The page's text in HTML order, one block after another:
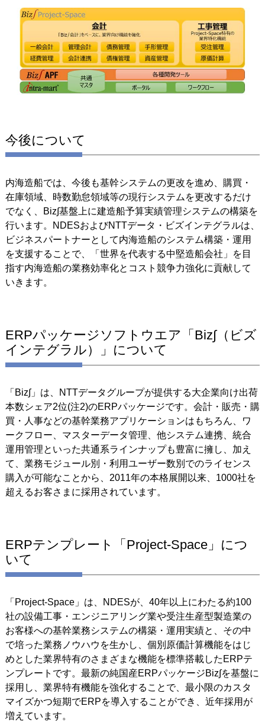
今後について
内海造船では、今後も基幹システムの更改を進め、購買・
在庫領域、時数勤怠領域等の現行システムを更改するだけ
でなく、Biz∫基盤上に建造船予算実績管理システムの構築を
行います。NDESおよびNTTデータ・ビズインテグラルは、
ビジネスパートナーとして内海造船のシステム構築・運用
を支援することで、「世界を代表する中堅造船会社」を目
指す内海造船の業務効率化とコスト競争力強化に貢献して
いきます。
ERPパッケージソフトウエア「Biz∫（ビズ
インテグラル）」について
「Biz∫」は、NTTデータグループが提供する大企業向け出荷
本数シェア2位(注2)のERPパッケージです。会計・販売・購
買・人事などの基幹業務アプリケーションはもちろん、ワ
ークフロー、マスターデータ管理、他システム連携、統合
運用管理といった共通系ラインナップも豊富に擁し、加え
て、業務モジュール別・利用ユーザー数別でのライセンス
購入が可能なことから、2011年の本格展開以来、1000社を
超えるお客さまに採用されています。
ERPテンプレート「Project-Space」につ
いて
「Project-Space」は、NDESが、40年以上にわたる約100
社の設備工事・エンジニアリング業や受注生産型製造業の
お客様への基幹業務システムの構築・運用実績と、その中
で培った業務ノウハウを生かし、個別原価計算機能をはじ
めとした業界特有のさまざまな機能を標準搭載したERPテ
ンプレートです。最新の純国産ERPパッケージBiz∫を基盤に
採用し、業界特有機能を強化することで、最小限のカスタ
マイズかつ短期でERPを導入することができ、近年採用が
増えています。